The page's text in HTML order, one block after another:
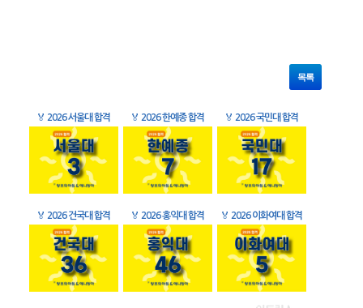
목록
🏅 2026 서울대 합격 🏅 2026 한예종 합격 🏅 2026 국민대 합격
🏅 2026 건국대 합격 🏅 2026 홍익대 합격 🏅 2026 이화여대 합격